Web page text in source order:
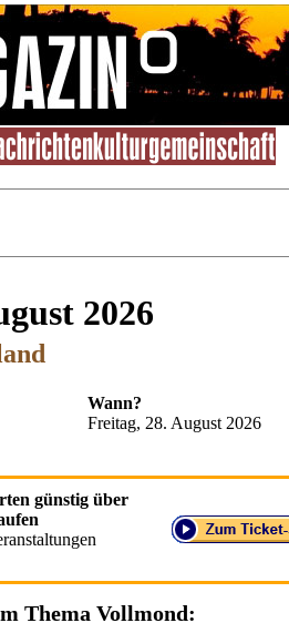
2026
Wann?
Freitag, 28. August 2026
günstig über
Thema Vollmond: